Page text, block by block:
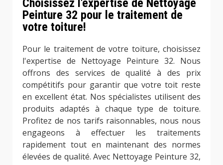
Choisissez l'expertise de Nettoyage
Peinture 32 pour le traitement de
votre toiture!
Pour le traitement de votre toiture, choisissez
l'expertise de Nettoyage Peinture 32. Nous
offrons des services de qualité à des prix
compétitifs pour garantir que votre toit reste
en excellent état. Nos spécialistes utilisent des
produits adaptés à chaque type de toiture.
Profitez de nos tarifs raisonnables, nous nous
engageons à effectuer les traitements
rapidement tout en maintenant des normes
élevées de qualité. Avec Nettoyage Peinture 32,